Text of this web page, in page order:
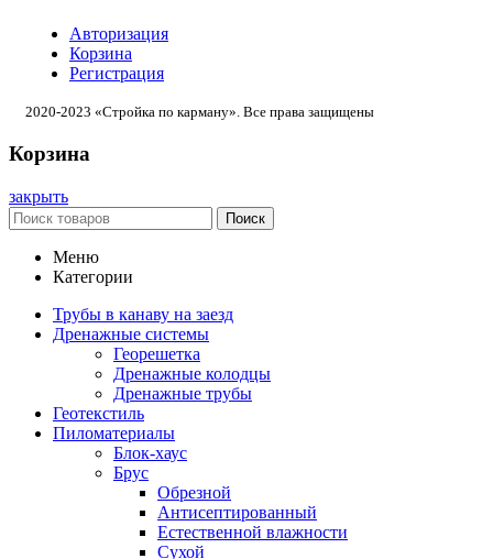
Авторизация
Корзина
Регистрация
2020-2023 «Стройка по карману». Все права защищены
Корзина
закрыть
Поиск
Меню
Категории
Трубы в канаву на заезд
Дренажные системы
Георешетка
Дренажные колодцы
Дренажные трубы
Геотекстиль
Пиломатериалы
Блок-хаус
Брус
Обрезной
Антисептированный
Естественной влажности
Сухой